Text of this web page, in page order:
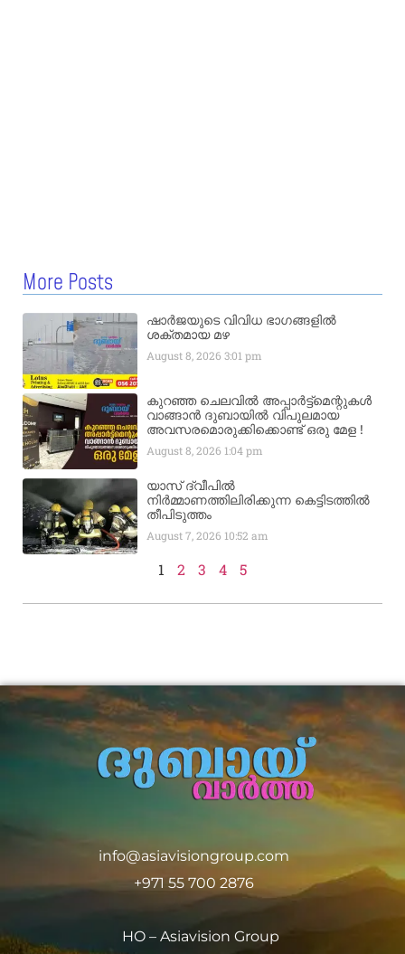
More Posts
ഷാർജയുടെ വിവിധ ഭാഗങ്ങളിൽ
ശക്തമായ മഴ
August 8, 20263:01 pm
കുറഞ്ഞ ചെലവിൽ അപ്പാർട്ട്മെന്റുകൾ
വാങ്ങാൻ ദുബായിൽ വിപുലമായ
അവസരമൊരുക്കിക്കൊണ്ട് ഒരു മേള !
August 8, 2026 1:04 pm
യാസ് ദ്വീപിൽ
നിർമ്മാണത്തിലിരിക്കുന്ന കെട്ടിടത്തിൽ
തീപിടുത്തം
August 7, 2026 10:52 am
1 2 3 4 5
info@asiavisiongroup.com
+971 55 700 2876
HO – Asiavision Group